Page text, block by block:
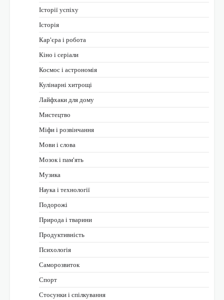
Історії успіху
Історія
Кар'єра і робота
Кіно і серіали
Космос і астрономія
Кулінарні хитрощі
Лайфхаки для дому
Мистецтво
Міфи і розвінчання
Мови і слова
Мозок і пам'ять
Музика
Наука і технології
Подорожі
Природа і тварини
Продуктивність
Психологія
Саморозвиток
Спорт
Стосунки і спілкування